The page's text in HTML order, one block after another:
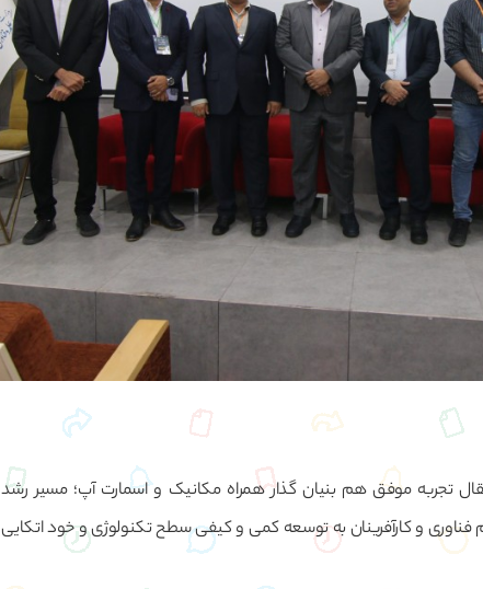
تجربه موفق هم بنیان گذار همراه مکانیک و اسمارت آپ؛ مسیر رشد
و کارآفرینان به توسعه کمی و کیفی سطح تکنولوژی و خود اتکایی